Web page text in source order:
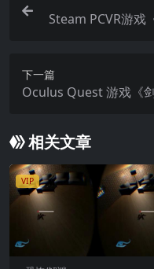
Steam PCVR游
下一篇
Oculus Quest 游戏《
相关文章
VIP